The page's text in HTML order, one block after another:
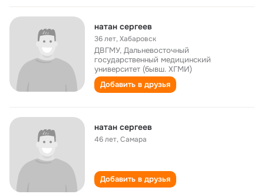
натан сергеев
36 лет,Хабаровск
ДВГМУ, Дальневосточный
государственный медицинский
университет (бывш. ХГМИ)
Добавить в друзья
натан сергеев
46 лет,Самара
Добавить в друзья